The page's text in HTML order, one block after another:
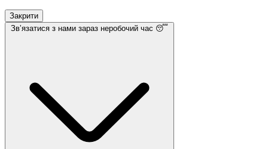
Закрити
Звʼязатися з нами зараз неробочий час 😴